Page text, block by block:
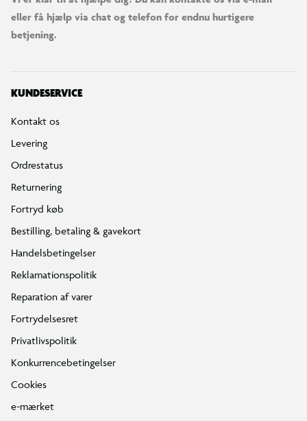
eller få hjælp via chat og telefon for endnu hurtigere
betjening.
KUNDESERVICE
Kontakt os
Levering
Ordrestatus
Returnering
Fortryd køb
Bestilling, betaling & gavekort
Handelsbetingelser
Reklamationspolitik
Reparation af varer
Fortrydelsesret
Privatlivspolitik
Konkurrencebetingelser
Cookies
e-mærket